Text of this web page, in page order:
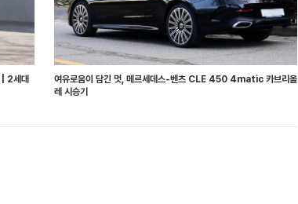
| 2세대
여유로움이 담긴 멋, 메르세데스-벤츠 CLE 450 4matic 카브리올
레 시승기